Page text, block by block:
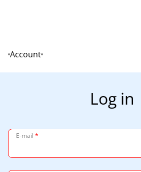
Home
Account
Log in
E-mail *